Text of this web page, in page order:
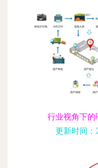
行业视角下的
更新时间：